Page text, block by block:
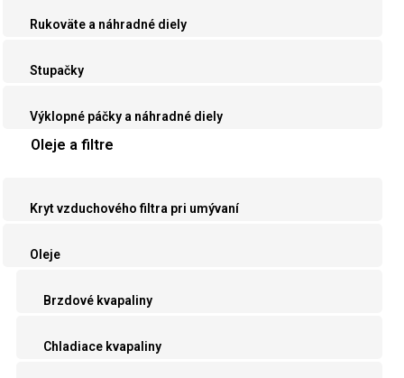
Rukoväte a náhradné diely
Stupačky
Výklopné páčky a náhradné diely
Oleje a filtre
Kryt vzduchového filtra pri umývaní
Oleje
Brzdové kvapaliny
Chladiace kvapaliny